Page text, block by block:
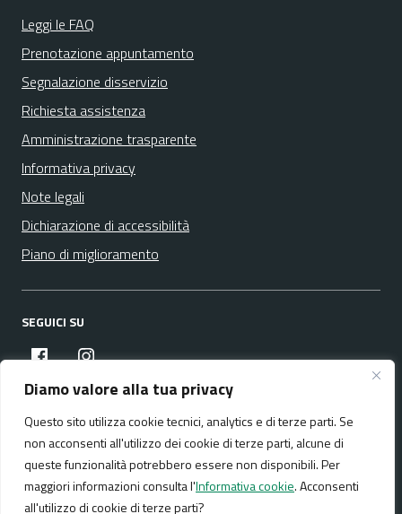
Diamo valore alla tua privacy
Questo sito utilizza cookie tecnici, analytics e di terze parti. Se
non acconsenti all'utilizzo dei cookie di terze parti, alcune di
queste funzionalità potrebbero essere non disponibili. Per
maggiori informazioni consulta l'Informativa cookie. Acconsenti
all'utilizzo di cookie di terze parti?
Leggi le FAQ
Prenotazione appuntamento
Segnalazione disservizio
Richiesta assistenza
Amministrazione trasparente
Informativa privacy
Note legali
Dichiarazione di accessibilità
Piano di miglioramento
SEGUICI SU
facebookinstagram
Media policy Mappa del sito